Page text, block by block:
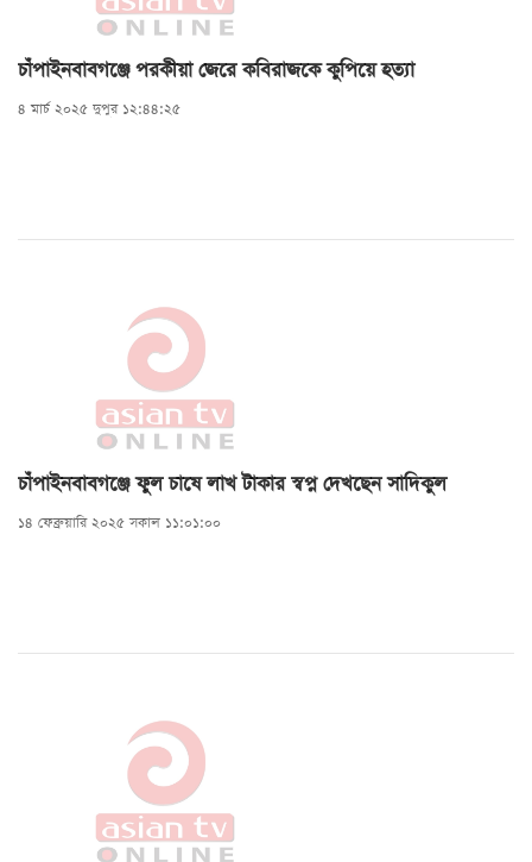
চাঁপাইনবাবগঞ্জে পরকীয়া জেরে কবিরাজকে কুপিয়ে হত্যা
৪ মার্চ ২০২৫ দুপুর ১২:৪৪:২৫
চাঁপাইনবাবগঞ্জে ফুল চাষে লাখ টাকার স্বপ্ন দেখছেন সাদিকুল
১৪ ফেব্রুয়ারি ২০২৫ সকাল ১১:০১:০০